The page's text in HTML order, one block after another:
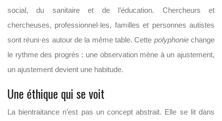
social, du sanitaire et de l’éducation. Chercheurs et
chercheuses, professionnel·les, familles et personnes autistes
sont réuni·es autour de la même table. Cette polyphoniechange
le rythme des progrès : une observation mène à un ajustement,
un ajustement devient une habitude.
Une éthique qui se voit
La bientraitance n’est pas un concept abstrait. Elle se lit dans